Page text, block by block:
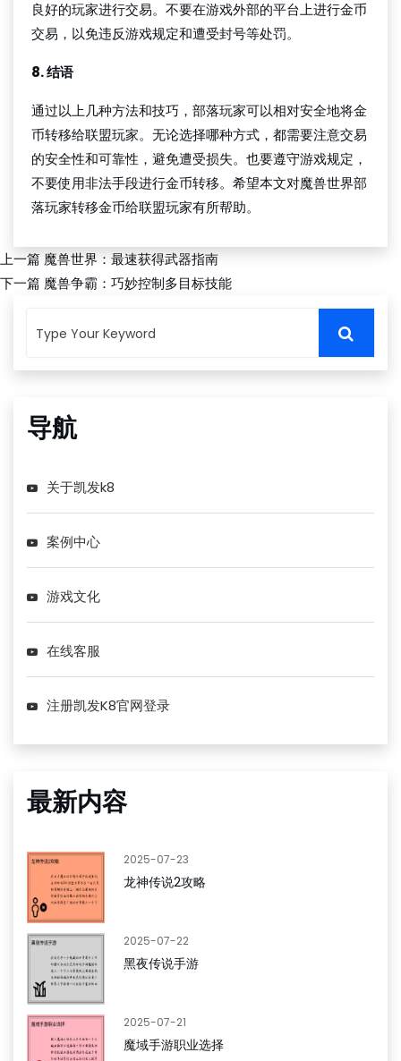
良好的玩家进行交易。不要在游戏外部的平台上进行金币
交易，以免违反游戏规定和遭受封号等处罚。
8. 结语
通过以上几种方法和技巧，部落玩家可以相对安全地将金
币转移给联盟玩家。无论选择哪种方式，都需要注意交易
的安全性和可靠性，避免遭受损失。也要遵守游戏规定，
不要使用非法手段进行金币转移。希望本文对魔兽世界部
落玩家转移金币给联盟玩家有所帮助。
上一篇 魔兽世界：最速获得武器指南
下一篇 魔兽争霸：巧妙控制多目标技能
导航
关于凯发k8
案例中心
游戏文化
在线客服
注册凯发K8官网登录
最新内容
2025-07-23
龙神传说2攻略
2025-07-22
黑夜传说手游
2025-07-21
魔域手游职业选择